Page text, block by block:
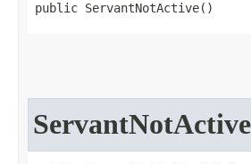
public ServantNotActive​()
ServantNotActive